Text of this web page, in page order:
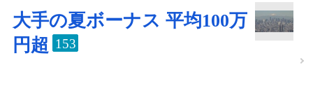
大手の夏ボーナス 平均100万
円超 153